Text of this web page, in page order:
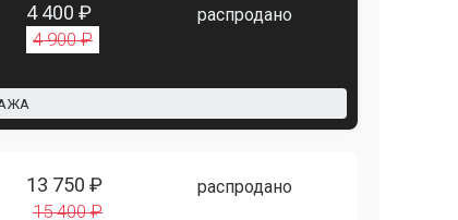
4 400 ₽
4 900 ₽
распродано
13 750 ₽
15 400 ₽
распродано